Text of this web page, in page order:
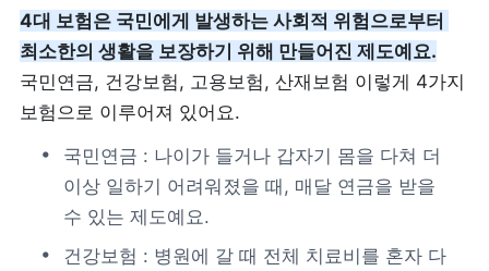
카페・베이커리
식당
술집・바
도소매
도・소매업
무인매장
서비스업 B2B
4대 보험은 국민에게 발생하는 사회적 위험으로부터
최소한의 생활을 보장하기 위해 만들어진 제도예요.
국민연금, 건강보험, 고용보험, 산재보험 이렇게 4가지
보험으로 이루어져 있어요.
국민연금 : 나이가 들거나 갑자기 몸을 다쳐 더
이상 일하기 어려워졌을 때, 매달 연금을 받을
수 있는 제도예요.
건강보험 : 병원에 갈 때 전체 치료비를 혼자 다